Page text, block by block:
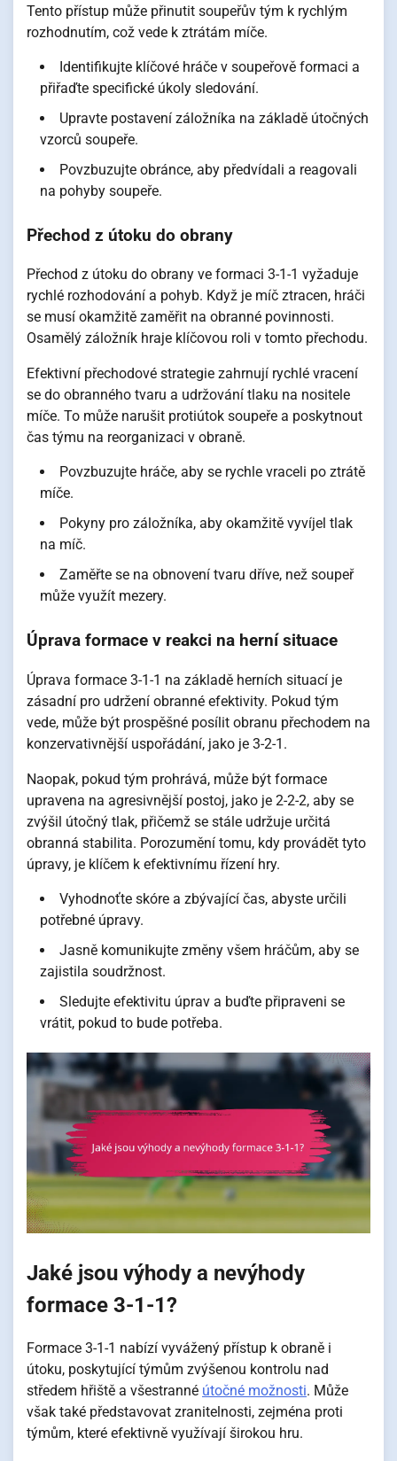
Tento přístup může přinutit soupeřův tým k rychlým
rozhodnutím, což vede k ztrátám míče.
Identifikujte klíčové hráče v soupeřově formaci a
přiřaďte specifické úkoly sledování.
Upravte postavení záložníka na základě útočných
vzorců soupeře.
Povzbuzujte obránce, aby předvídali a reagovali
na pohyby soupeře.
Přechod z útoku do obrany
Přechod z útoku do obrany ve formaci 3-1-1 vyžaduje
rychlé rozhodování a pohyb. Když je míč ztracen, hráči
se musí okamžitě zaměřit na obranné povinnosti.
Osamělý záložník hraje klíčovou roli v tomto přechodu.
Efektivní přechodové strategie zahrnují rychlé vracení
se do obranného tvaru a udržování tlaku na nositele
míče. To může narušit protiútok soupeře a poskytnout
čas týmu na reorganizaci v obraně.
Povzbuzujte hráče, aby se rychle vraceli po ztrátě
míče.
Pokyny pro záložníka, aby okamžitě vyvíjel tlak
na míč.
Zaměřte se na obnovení tvaru dříve, než soupeř
může využít mezery.
Úprava formace v reakci na herní situace
Úprava formace 3-1-1 na základě herních situací je
zásadní pro udržení obranné efektivity. Pokud tým
vede, může být prospěšné posílit obranu přechodem na
konzervativnější uspořádání, jako je 3-2-1.
Naopak, pokud tým prohrává, může být formace
upravena na agresivnější postoj, jako je 2-2-2, aby se
zvýšil útočný tlak, přičemž se stále udržuje určitá
obranná stabilita. Porozumění tomu, kdy provádět tyto
úpravy, je klíčem k efektivnímu řízení hry.
Vyhodnoťte skóre a zbývající čas, abyste určili
potřebné úpravy.
Jasně komunikujte změny všem hráčům, aby se
zajistila soudržnost.
Sledujte efektivitu úprav a buďte připraveni se
vrátit, pokud to bude potřeba.
Jaké jsou výhody a nevýhody
formace 3-1-1?
Formace 3-1-1 nabízí vyvážený přístup k obraně i
útoku, poskytující týmům zvýšenou kontrolu nad
středem hřiště a všestranné útočné možnosti. Může
však také představovat zranitelnosti, zejména proti
týmům, které efektivně využívají širokou hru.